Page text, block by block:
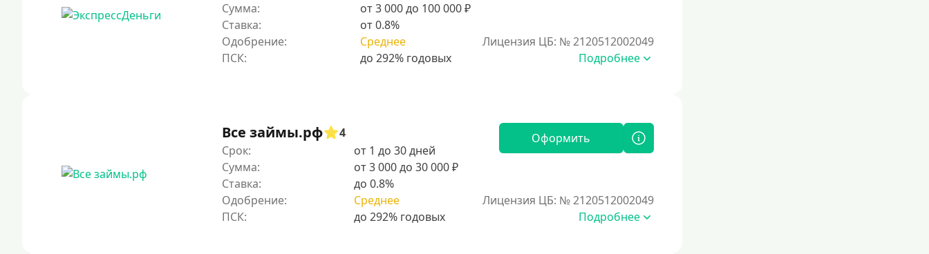
Сумма:
от 3 000 до 100 000 ₽
Ставка:
от 0.8%
Одобрение:
Среднее
Лицензия ЦБ: № 2120512002049
Подробнее
Все займы.рф
4
Срок:
от 1 до 30 дней
Сумма:
от 3 000 до 30 000 ₽
Ставка:
до 0.8%
Одобрение:
Среднее
Оформить
Лицензия ЦБ: № 2120512002049
Подробнее